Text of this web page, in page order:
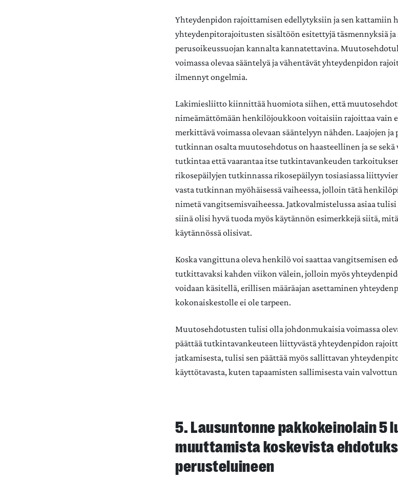
Yhteydenpidon rajoittamisen edellytyksiin ja sen
yhteydenpitorajoitusten sisältöön esitettyjä täsmennyksiä
perusoikeussuojan kannalta kannatettavina.
voimassa olevaa sääntelyä ja vähentävät yhteydenpidon
ilmennyt ongelmia.
Lakimiesliitto kiinnittää huomiota siihen, että
nimeämättömään henkilöjoukkoon voitaisiin rajoittaa vain
merkittävä voimassa olevaan sääntelyyn nähden. Laajojen
tutkinnan osalta muutosehdotus on haasteellinen ja se
tutkintaa että vaarantaa itse tutkintavankeuden
rikosepäilyjen tutkinnassa rikosepäilyyn tosiasiassa
vasta tutkinnan myöhäisessä vaiheessa, jolloin tätä
nimetä vangitsemisvaiheessa. Jatkovalmistelussa asiaa
siinä olisi hyvä tuoda myös käytännön esimerkkejä siitä,
käytännössä olisivat.
Koska vangittuna oleva henkilö voi saattaa vangitsemisen
tutkittavaksi kahden viikon välein, jolloin myös
voidaan käsitellä, erillisen määräajan asettaminen
kokonaiskestolle ei ole tarpeen.
Muutosehdotusten tulisi olla johdonmukaisia voimassa
päättää tutkintavankeuteen liittyvästä yhteydenpidon
jatkamisesta, tulisi sen päättää myös sallittavan
käyttötavasta, kuten tapaamisten sallimisesta vain
5. Lausuntonne pakkokeinolain 5
muuttamista koskevista
perusteluineen